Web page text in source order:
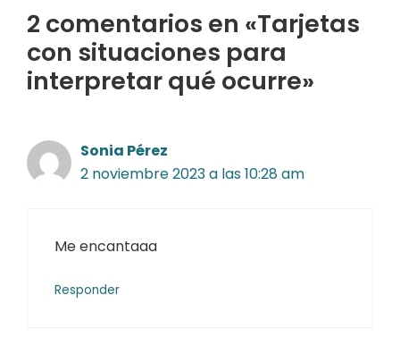
2 comentarios en «Tarjetas
con situaciones para
interpretar qué ocurre»
Sonia Pérez
2 noviembre 2023 a las 10:28 am
Me encantaaa
Responder